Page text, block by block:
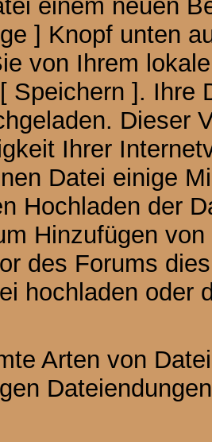
einem neuen
] Knopf unten
von Ihrem
Speichern ]. Ihre
Dieser
Ihrer
Datei einige
Hochladen der
Hinzufügen
des Forums
hochladen oder
Arten von